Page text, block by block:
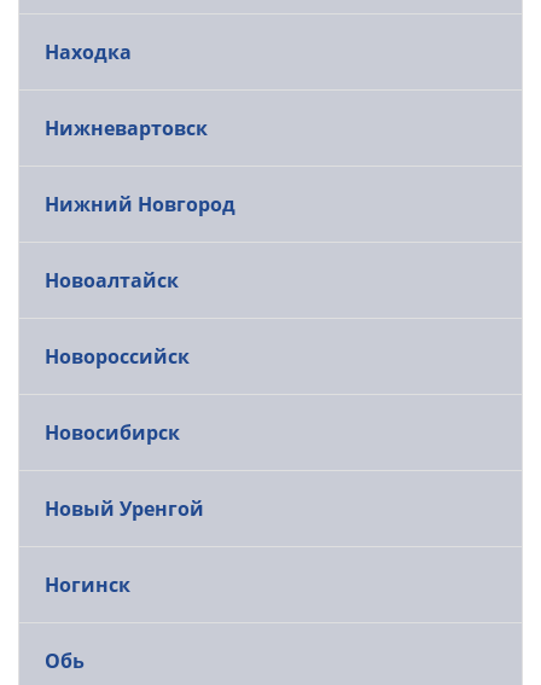
Находка
Нижневартовск
Нижний Новгород
Новоалтайск
Новороссийск
Новосибирск
Новый Уренгой
Ногинск
Обь